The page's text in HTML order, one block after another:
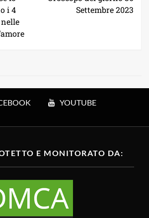
i 4
Settembre 2023
YOUTUBE
E MONITORATO DA: